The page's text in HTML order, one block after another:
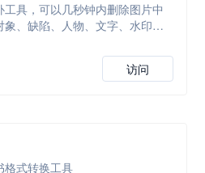
工具，可以几秒钟内删除图片中
象、缺陷、人物、文字、水印等
访问
格式转换工具